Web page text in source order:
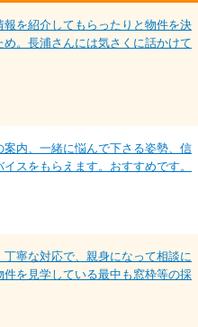
を紹介してもらったりと物件を決
。長浦さんには気さくに話かけて
内、一緒に悩んで下さる姿勢、信
スをもらえます。おすすめです。
寧な対応で、親身になって相談に
を見学している最中も窓枠等の採